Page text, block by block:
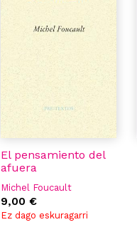
El pensamiento del
afuera
Michel Foucault
9,00 €
Ez dago eskuragarri